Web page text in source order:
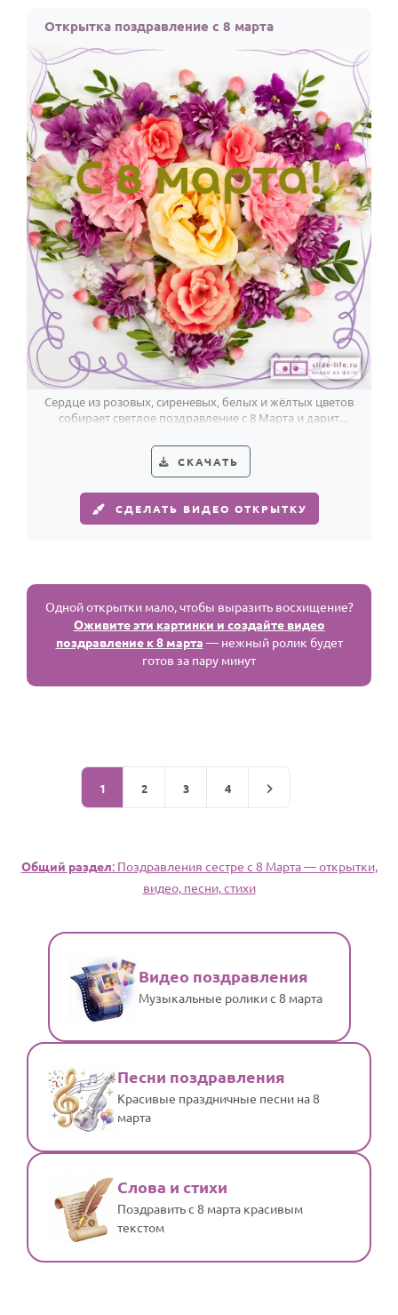
Открытка поздравление с 8 марта
Сердце из розовых, сиреневых, белых и жёлтых цветов
собирает светлое поздравление с 8 Марта и дарит
СКАЧАТЬ
СДЕЛАТЬ ВИДЕО ОТКРЫТКУ
Одной открытки мало, чтобы выразить восхищение?
Оживите эти картинки и создайте видео
поздравление к 8 марта — нежный ролик будет
готов за пару минут
1 2 3 4
Общий раздел: Поздравления сестре с 8 Марта — открытки,
видео, песни, стихи
Видео поздравления
Музыкальные ролики с 8 марта
Песни поздравления
Красивые праздничные песни на 8
марта
Слова и стихи
Поздравить с 8 марта красивым
текстом